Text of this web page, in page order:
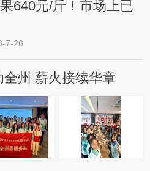
640元/斤！市场上已
7-26
州 薪火接续华章